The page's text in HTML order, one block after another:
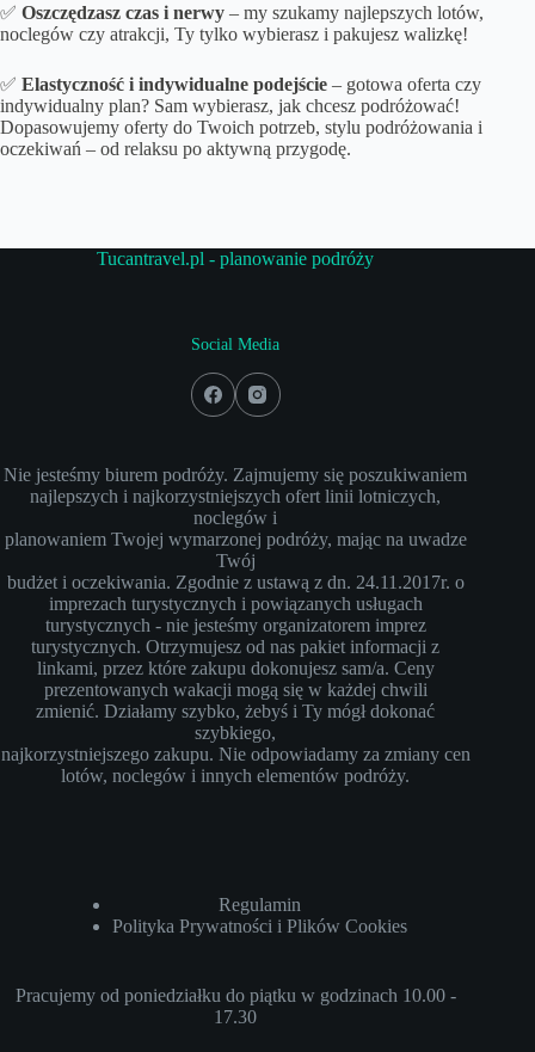
✅ Oszczędzasz czas i nerwy – my szukamy najlepszych lotów,
noclegów czy atrakcji, Ty tylko wybierasz i pakujesz walizkę!
✅ Elastyczność i indywidualne podejście – gotowa oferta czy
indywidualny plan? Sam wybierasz, jak chcesz podróżować!
Dopasowujemy oferty do Twoich potrzeb, stylu podróżowania i
oczekiwań – od relaksu po aktywną przygodę.
Tucantravel.pl - planowanie podróży
Social Media
Nie jesteśmy biurem podróży. Zajmujemy się poszukiwaniem
najlepszych i najkorzystniejszych ofert linii lotniczych,
noclegów i
planowaniem Twojej wymarzonej podróży, mając na uwadze
Twój
budżet i oczekiwania. Zgodnie z ustawą z dn. 24.11.2017r. o
imprezach turystycznych i powiązanych usługach
turystycznych - nie jesteśmy organizatorem imprez
turystycznych. Otrzymujesz od nas pakiet informacji z
linkami, przez które zakupu dokonujesz sam/a. Ceny
prezentowanych wakacji mogą się w każdej chwili
zmienić. Działamy szybko, żebyś i Ty mógł dokonać
szybkiego,
najkorzystniejszego zakupu. Nie odpowiadamy za zmiany cen
lotów, noclegów i innych elementów podróży.
Regulamin
Polityka Prywatności i Plików Cookies
Pracujemy od poniedziałku do piątku w godzinach 10.00 -
17.30